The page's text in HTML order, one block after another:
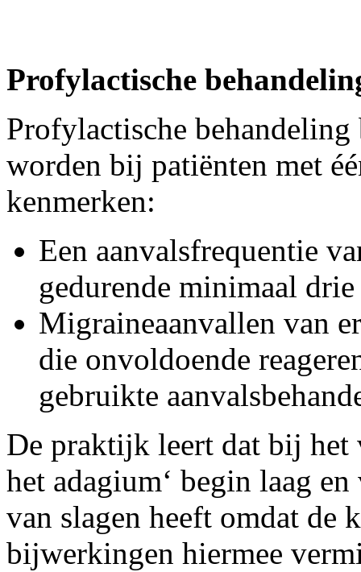
Profylactische
Profylactische
worden bij patiënten met
kenmerken:
Een aanvalsfrequentie
gedurende minimaal drie
Migraineaanvallen van
die onvoldoende
gebruikte
De praktijk leert dat bij
het adagium‘ begin laag en
van slagen heeft omdat de
bijwerkingen hiermee